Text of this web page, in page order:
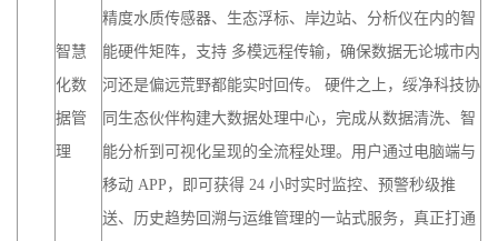
智慧
化数
据管
理
精度水质传感器、生态浮标、岸边站、分析仪在内的智
能硬件矩阵，支持 多模远程传输，确保数据无论城市内
河还是偏远荒野都能实时回传。 硬件之上，绥净科技协
同生态伙伴构建大数据处理中心，完成从数据清洗、智
能分析到可视化呈现的全流程处理。用户通过电脑端与
移动 APP，即可获得 24 小时实时监控、预警秒级推
送、历史趋势回溯与运维管理的一站式服务，真正打通